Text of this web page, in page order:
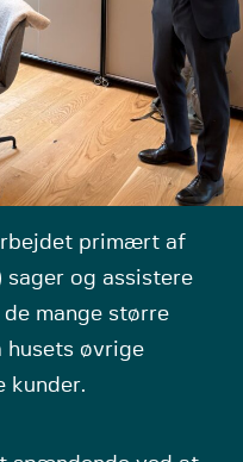
primært af
sager og assistere
mange større
husets øvrige
kunder.